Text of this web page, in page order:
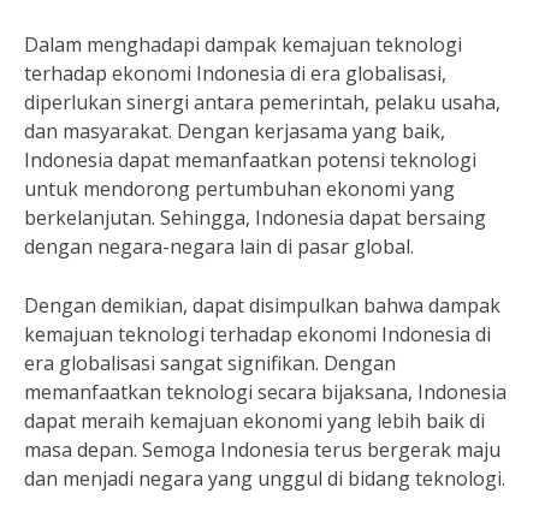
Dalam menghadapi dampak kemajuan teknologi
terhadap ekonomi Indonesia di era globalisasi,
diperlukan sinergi antara pemerintah, pelaku usaha,
dan masyarakat. Dengan kerjasama yang baik,
Indonesia dapat memanfaatkan potensi teknologi
untuk mendorong pertumbuhan ekonomi yang
berkelanjutan. Sehingga, Indonesia dapat bersaing
dengan negara-negara lain di pasar global.
Dengan demikian, dapat disimpulkan bahwa dampak
kemajuan teknologi terhadap ekonomi Indonesia di
era globalisasi sangat signifikan. Dengan
memanfaatkan teknologi secara bijaksana, Indonesia
dapat meraih kemajuan ekonomi yang lebih baik di
masa depan. Semoga Indonesia terus bergerak maju
dan menjadi negara yang unggul di bidang teknologi.